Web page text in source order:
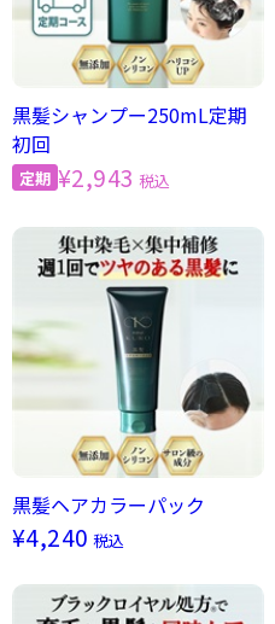
黒髪シャンプー250mL定期
初回
¥2,943 税込
黒髪ヘアカラーパック
¥4,240 税込